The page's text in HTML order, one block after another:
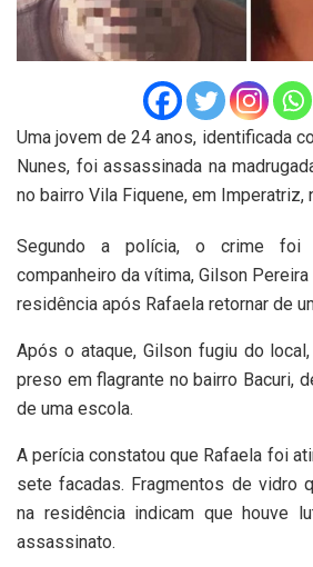
Uma jovem de 24 anos, identificada
Nunes, foi assassinada na
no bairro Vila Fiquene, em Imperatriz,
Segundo a polícia, o crime foi
companheiro da vítima, Gilson
residência após Rafaela retornar de
Após o ataque, Gilson fugiu do
preso em flagrante no bairro Bacuri,
de uma escola.
A perícia constatou que Rafaela foi
sete facadas. Fragmentos de vidro
na residência indicam que houve
assassinato.